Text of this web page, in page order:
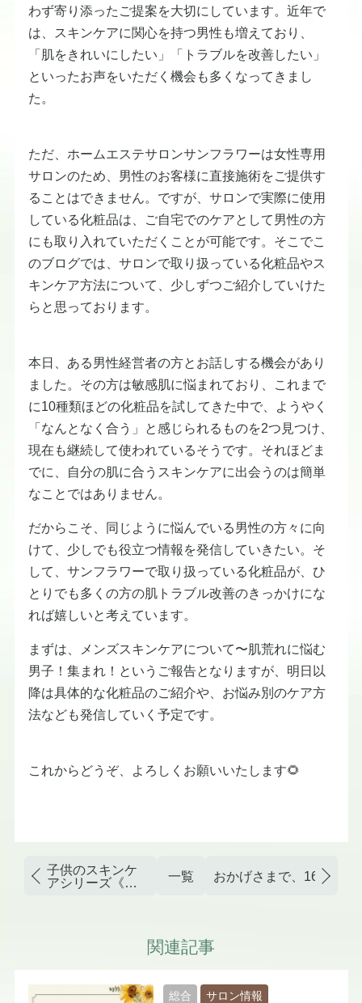
わず寄り添ったご提案を大切にしています。近年で
は、スキンケアに関心を持つ男性も増えており、
「肌をきれいにしたい」「トラブルを改善したい」
といったお声をいただく機会も多くなってきまし
た。
ただ、ホームエステサロンサンフラワーは女性専用
サロンのため、男性のお客様に直接施術をご提供す
ることはできません。ですが、サロンで実際に使用
している化粧品は、ご自宅でのケアとして男性の方
にも取り入れていただくことが可能です。そこでこ
のブログでは、サロンで取り扱っている化粧品やス
キンケア方法について、少しずつご紹介していけた
らと思っております。
本日、ある男性経営者の方とお話しする機会があり
ました。その方は敏感肌に悩まれており、これまで
に10種類ほどの化粧品を試してきた中で、ようやく
「なんとなく合う」と感じられるものを2つ見つけ、
現在も継続して使われているそうです。それほどま
でに、自分の肌に合うスキンケアに出会うのは簡単
なことではありません。
だからこそ、同じように悩んでいる男性の方々に向
けて、少しでも役立つ情報を発信していきたい。そ
して、サンフラワーで取り扱っている化粧品が、ひ
とりでも多くの方の肌トラブル改善のきっかけにな
れば嬉しいと考えています。
まずは、メンズスキンケアについて〜肌荒れに悩む
男子！集まれ！というご報告となりますが、明日以
降は具体的な化粧品のご紹介や、お悩み別のケア方
法なども発信していく予定です。
これからどうぞ、よろしくお願いいたします🌻
子供のスキンケ
アシリーズ《ニ
一覧 おかげさまで、16周年
関連記事
総合 サロン情報